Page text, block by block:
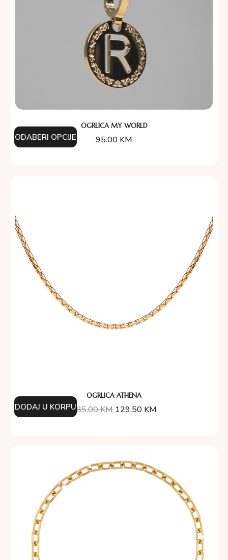
OGRLICA MY WORLD
95.00 KM
ODABERI OPCIJE
OGRLICA ATHENA
185.00KM 129.50 KM
DODAJ U KORPU